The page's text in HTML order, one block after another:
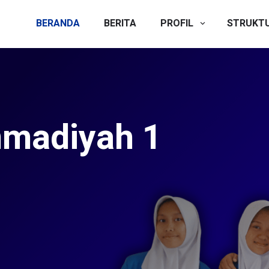
BERANDA BERITA PROFIL
Didik